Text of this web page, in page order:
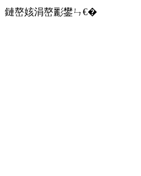
鏈嶅姟涓嶅彲鐢ㄣ€�